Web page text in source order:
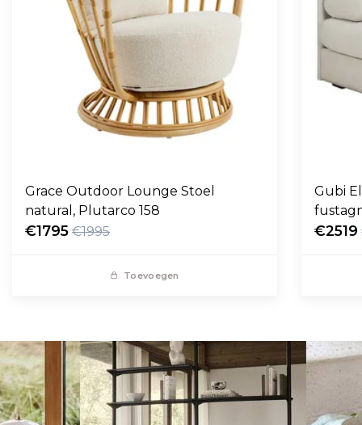
Grace Outdoor Lounge Stoel
natural, Plutarco 158
€1795 €1995
Toevoegen
Gubi
€2519